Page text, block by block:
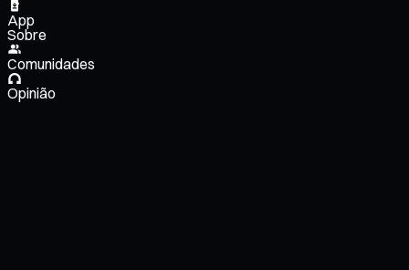
App
Sobre
Comunidades
Opinião